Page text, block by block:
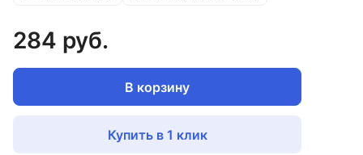
284 руб.
В корзину
Купить в 1 клик